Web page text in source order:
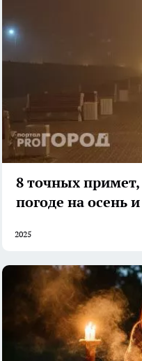
8 точных
погоде на осень
2025